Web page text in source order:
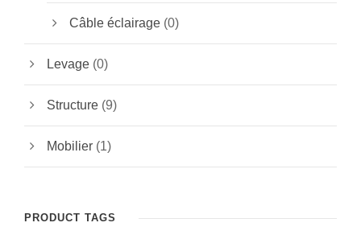
Câble éclairage (0)
Levage (0)
Structure (9)
Mobilier (1)
PRODUCT TAGS